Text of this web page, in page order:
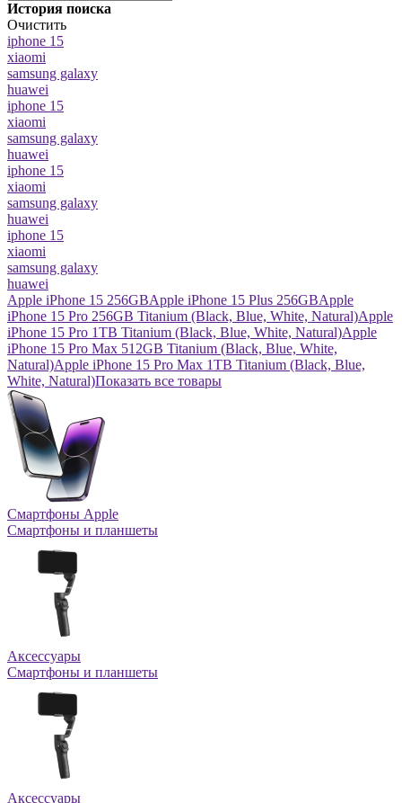
История поиска
Очистить
iphone 15
xiaomi
samsung galaxy
huawei
iphone 15
xiaomi
samsung galaxy
huawei
iphone 15
xiaomi
samsung galaxy
huawei
iphone 15
xiaomi
samsung galaxy
huawei
Apple iPhone 15 256GBApple iPhone 15 Plus 256GBApple
iPhone 15 Pro 256GB Titanium (Black, Blue, White, Natural)Apple
iPhone 15 Pro 1TB Titanium (Black, Blue, White, Natural)Apple
iPhone 15 Pro Max 512GB Titanium (Black, Blue, White,
Natural)Apple iPhone 15 Pro Max 1TB Titanium (Black, Blue,
White, Natural)Показать все товары
Смартфоны Apple
Смартфоны и планшеты
Аксессуары
Смартфоны и планшеты
Аксессуары